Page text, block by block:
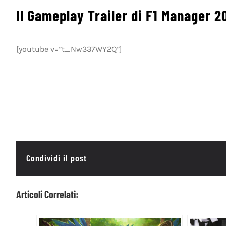
Il Gameplay Trailer di F1 Manager
[youtube v=”t_Nw337WY2Q”]
Condividi il post
Articoli Correlati: